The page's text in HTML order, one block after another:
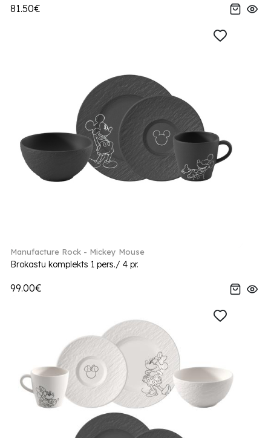
81.50€
Manufacture Rock - Mickey Mouse
Brokastu komplekts 1 pers./ 4 pr.
99.00€